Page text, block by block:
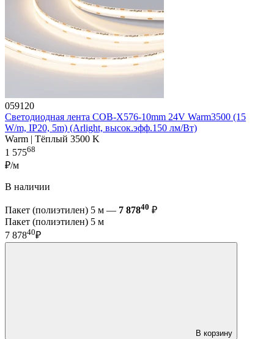
059120
Светодиодная лента COB-X576-10mm 24V Warm3500 (15
W/m, IP20, 5m) (Arlight, высок.эфф.150 лм/Вт)
Warm | Тёплый 3500 K
1 57568
₽/м
В наличии
Пакет (полиэтилен) 5 м — 7 87840 ₽
Пакет (полиэтилен) 5 м
7 87840₽
В корзину